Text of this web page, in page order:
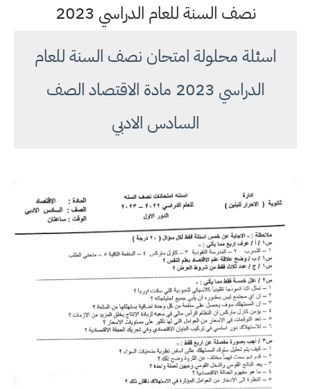
نصف السنة للعام الدراسي 2023
اسئلة محلولة امتحان نصف السنة للعام
الدراسي 2023 مادة الاقتصاد الصف
السادس الادبي